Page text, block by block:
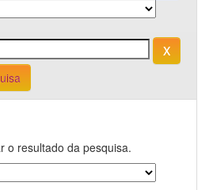
o resultado da pesquisa.